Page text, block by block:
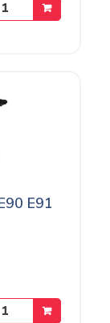
E91